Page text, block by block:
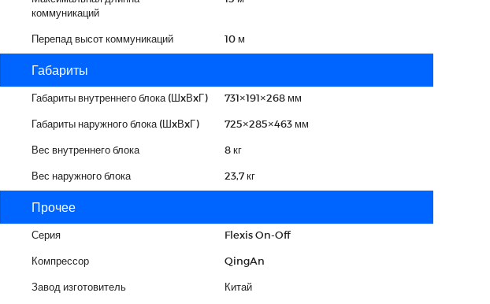
коммуникаций
Перепад высот коммуникаций 10 м
Габариты
Габариты внутреннего блока (ШxВxГ) 731×191×268 мм
Габариты наружного блока (ШxВxГ) 725×285×463 мм
Вес внутреннего блока 8 кг
Вес наружного блока 23,7 кг
Прочее
Серия Flexis On-Off
Компрессор QingAn
Завод изготовитель Китай